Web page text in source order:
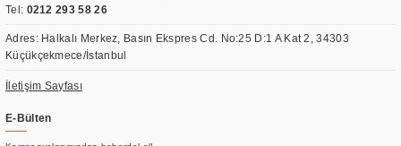
Tel: 0212 293 58 26
Adres: Halkalı Merkez, Basın Ekspres Cd. No:25 D:1 A Kat 2, 34303
Küçükçekmece/İstanbul
İletişim Sayfası
E-Bülten